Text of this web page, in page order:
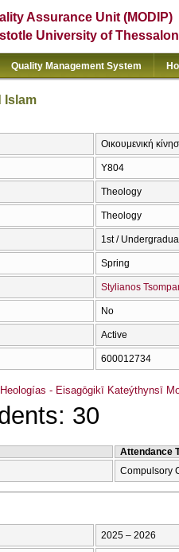
Assurance Unit (MODIP)
University of
Quality Management System
Islam
Οικουμενική
Υ804
Theology
Theology
1st /
Spring
Stylianos
No
Active
600012734
- Eisagōgikī Kateýthynsī
30
Attendance
Compulsory
2025 – 2026